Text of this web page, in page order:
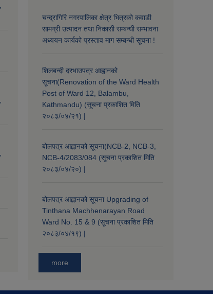
चन्द्रागिरि नगरपालिका क्षेत्र भित्रको कवाडी
सामग्री उत्पादन तथा निकासी सम्बन्धी सम्भावना
अध्ययन कार्यको प्रस्ताव माग सम्बन्धी सूचना !
शिलबन्दी दरभाउपत्र आह्वानको
सूचना(Renovation of the Ward Health
Post of Ward 12, Balambu,
Kathmandu) (सूचना प्रकाशित मिति
२०८३/०४/२१) |
बोलपत्र आह्वानको सूचना(NCB-2, NCB-3,
NCB-4/2083/084 (सूचना प्रकाशित मिति
२०८३/०४/२०) |
बोलपत्र आह्वानको सूचना Upgrading of
Tinthana Machhenarayan Road
Ward No. 15 & 9 (सूचना प्रकाशित मिति
२०८३/०४/१९) |
more